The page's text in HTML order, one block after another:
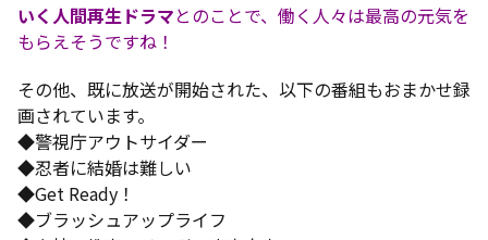
いく人間再生ドラマとのことで、働く人々は最高の元気を
もらえそうですね！
その他、既に放送が開始された、以下の番組もおまかせ録
画されています。
◆警視庁アウトサイダー
◆忍者に結婚は難しい
◆Get Ready！
◆ブラッシュアップライフ